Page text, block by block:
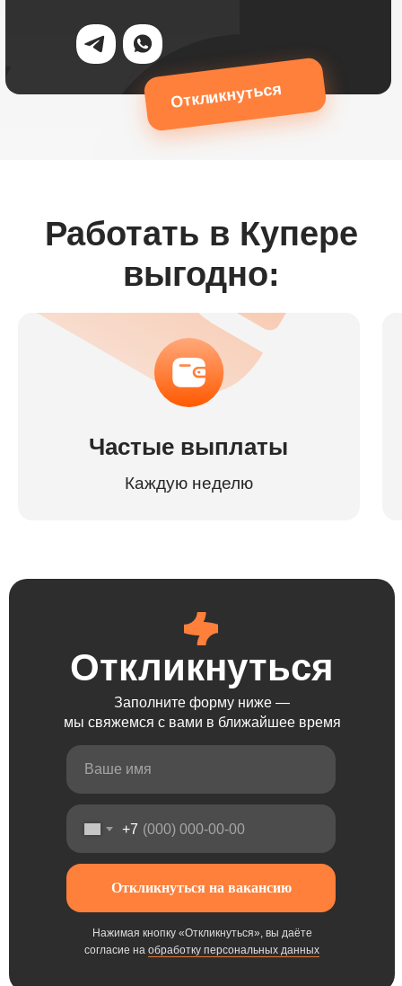
Откликнуться
Работать в Купере
выгодно:
Частые выплаты
Каждую неделю
Откликнуться
Заполните форму ниже —
мы свяжемся с вами в ближайшее время
+7
Откликнуться на вакансию
Нажимая кнопку «Откликнуться», вы даёте
согласие на обработку персональных данных